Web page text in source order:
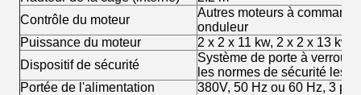
Contrôle du moteur
Autres moteurs à
onduleur
Puissance du moteur
2 x 2 x 11 kw, 2 x 2 x 13 kw,
Dispositif de sécurité
Système de porte à
les normes de sécurité les
Portée de l'alimentation
380V, 50 Hz ou 60 Hz, 3